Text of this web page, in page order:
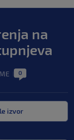
na
0
izvor